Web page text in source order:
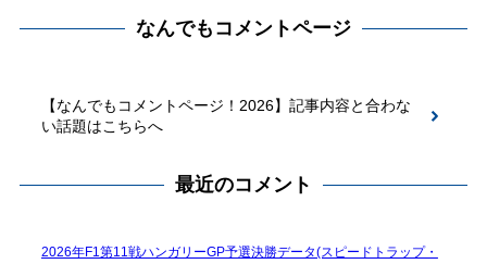
なんでもコメントページ
【なんでもコメントページ！2026】記事内容と合わな
い話題はこちらへ
最近のコメント
2026年F1第11戦ハンガリーGP予選決勝データ(スピードトラップ・